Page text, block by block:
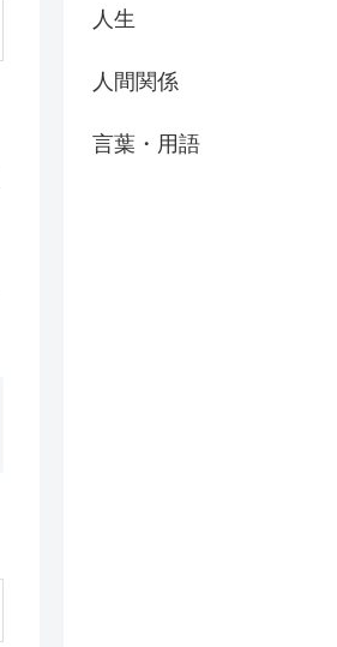
人生
人間関係
言葉・用語